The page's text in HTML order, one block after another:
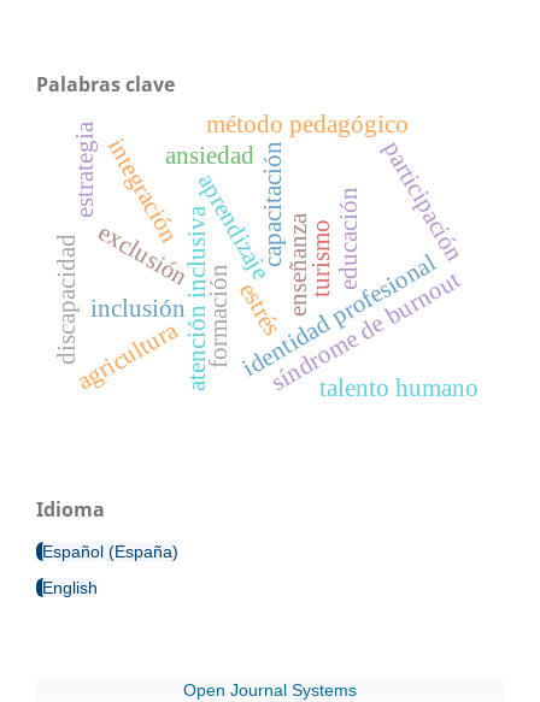
Palabras clave
formación
atención inclusiva identidad profesional
enseñanza
aprendizaje
inclusión
exclusión
discapacidad
capacitación
estrés
ansiedad
síndrome de burnout
método pedagógico
agricultura
turismoeducación
integración participación
talento humano
estrategia
Idioma
Español (España)
English
Open Journal Systems